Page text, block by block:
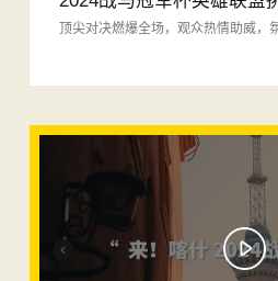
顶尖对决燃爆全场，观众热情助威，